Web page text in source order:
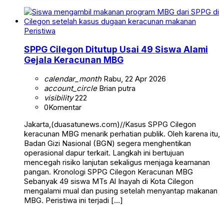
Peristiwa
SPPG Cilegon Ditutup Usai 49 Siswa Alami
Gejala Keracunan MBG
calendar_monthRabu, 22 Apr 2026
account_circleBrian putra
visibility222
0Komentar
Jakarta,(duasatunews.com)//Kasus SPPG Cilegon
keracunan MBG menarik perhatian publik. Oleh karena itu,
Badan Gizi Nasional (BGN) segera menghentikan
operasional dapur terkait. Langkah ini bertujuan
mencegah risiko lanjutan sekaligus menjaga keamanan
pangan. Kronologi SPPG Cilegon Keracunan MBG
Sebanyak 49 siswa MTs Al Inayah di Kota Cilegon
mengalami mual dan pusing setelah menyantap makanan
MBG. Peristiwa ini terjadi […]